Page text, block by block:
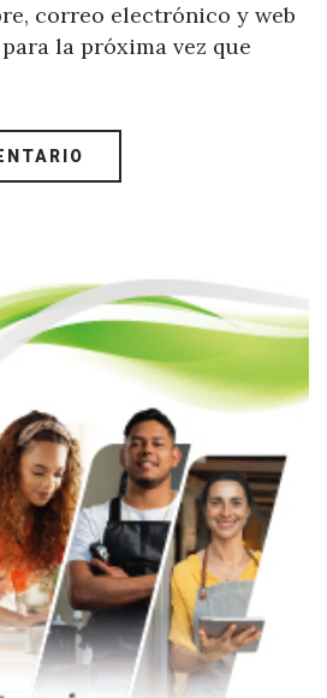
correo electrónico y web
la próxima vez que